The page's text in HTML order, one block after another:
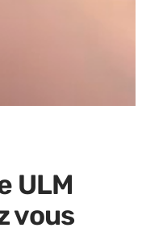
ULM
vous